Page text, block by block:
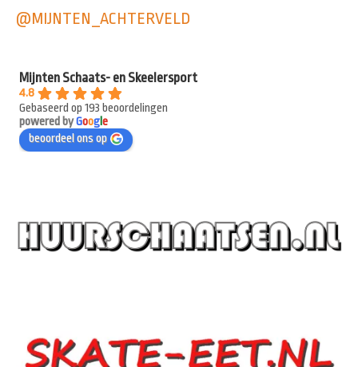
@MIJNTEN_ACHTERVELD
Mijnten Schaats- en Skeelersport
4.8
Gebaseerd op 193 beoordelingen
powered byGooge
beoordeel ons op